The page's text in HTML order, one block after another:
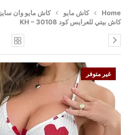
Home كاش مايو
كاش مايو وان سايز
كاش بيتي للعرايس كود KH – 30108
غير متوفر